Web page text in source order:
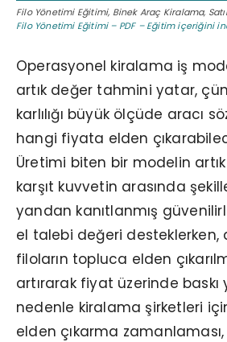
Filo Yönetimi Eğitimi, Binek Araç Kiralama,
Filo Yönetimi Eğitimi – PDF – Eğitim içeriğini
Operasyonel kiralama iş
artık değer tahmini yatar,
karlılığı büyük ölçüde aracı
hangi fiyata elden
Üretimi biten bir modelin
karşıt kuvvetin arasında
yandan kanıtlanmış
el talebi değeri desteklerken,
filoların topluca elden
artırarak fiyat üzerinde baskı
nedenle kiralama şirketleri
elden çıkarma